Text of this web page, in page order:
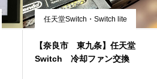
任天堂Switch・Switch lite
【奈良市 東九条】任天堂
Switch 冷却ファン交換